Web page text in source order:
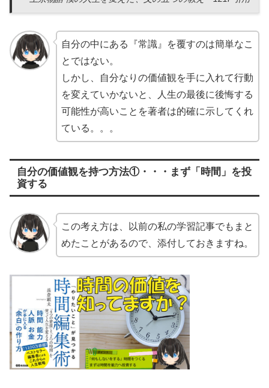
自分の中にある『常識』を覆すのは簡単なこ
とではない。
しかし、自分なりの価値観を手に入れて行動
を変えていかないと、人生の最後に後悔する
可能性が高いことを著者は的確に示してくれ
ている。。。
自分の価値観を持つ方法①・・・まず「時間」を投
資する
この考え方は、以前の私の学習記事でもまと
めたことがあるので、添付しておきますね。